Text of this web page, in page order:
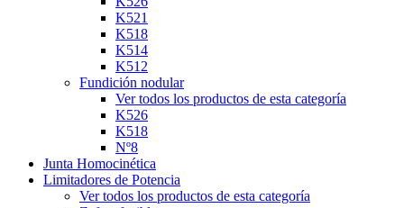
K521
K518
K514
K512
Fundición nodular
Ver todos los productos de esta categoría
K526
K518
Nº8
Junta Homocinética
Limitadores de Potencia
Ver todos los productos de esta categoría